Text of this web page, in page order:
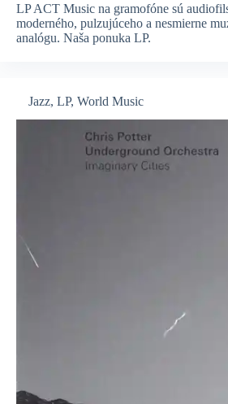
LP ACT Music na gramofóne sú
moderného, pulzujúceho a nesmierne
analógu. Naša ponuka LP.
Jazz, LP, World Music